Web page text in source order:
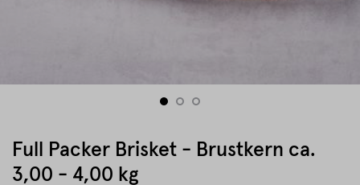
Full Packer Brisket - Brustkern ca.
3,00 - 4,00 kg